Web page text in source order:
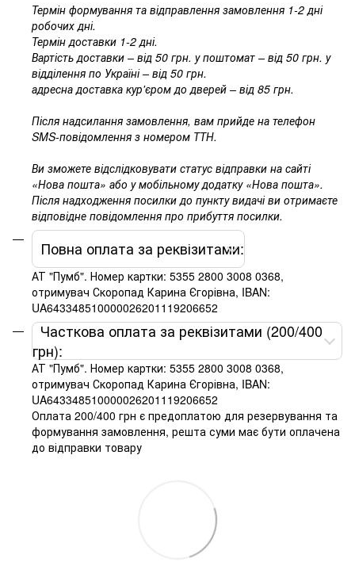
Термін формування та відправлення замовлення 1-2 дні
робочих дні.
Термін доставки 1-2 дні.
Вартість доставки – від 50 грн. у поштомат – від 50 грн. у
відділення по Україні – від 50 грн.
адресна доставка кур'єром до дверей – від 85 грн.
Після надсилання замовлення, вам прийде на телефон
SMS-повідомлення з номером ТТН.
Ви зможете відслідковувати статус відправки на сайті
«Нова пошта» або у мобільному додатку «Нова пошта».
Після надходження посилки до пункту видачі ви отримаєте
відповідне повідомлення про прибуття посилки.
Повна оплата за реквізитами:
АТ "Пумб". Номер картки: 5355 2800 3008 0368,
отримувач Скоропад Карина Єгорівна, IBAN:
UA643348510000026201119206652
Часткова оплата за реквізитами (200/400
грн):
АТ "Пумб". Номер картки: 5355 2800 3008 0368,
отримувач Скоропад Карина Єгорівна, IBAN:
UA643348510000026201119206652
Оплата 200/400 грн є предоплатою для резервування та
формування замовлення, решта суми має бути оплачена
до відправки товару